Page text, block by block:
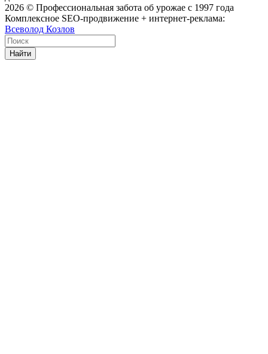
2026 © Профессиональная забота об урожае с 1997 года
Комплексное SEO-продвижение + интернет-реклама:
Всеволод Козлов
Найти